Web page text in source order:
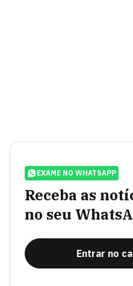
EXAME NO WHATSAPP
Receba as
no seu
Entrar no